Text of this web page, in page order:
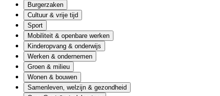
Burgerzaken
Cultuur & vrije tijd
Sport
Mobiliteit & openbare werken
Kinderopvang & onderwijs
Werken & ondernemen
Groen & milieu
Wonen & bouwen
Samenleven, welzijn & gezondheid